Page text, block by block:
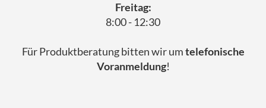
Freitag:
8:00 - 12:30
Für Produktberatung bitten wir umtelefonische
Voranmeldung!